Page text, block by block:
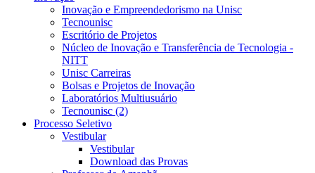
Inovação e Empreendedorismo na Unisc
Tecnounisc
Escritório de Projetos
Núcleo de Inovação e Transferência de Tecnologia -
NITT
Unisc Carreiras
Bolsas e Projetos de Inovação
Laboratórios Multiusuário
Tecnounisc (2)
Processo Seletivo
Vestibular
Vestibular
Download das Provas